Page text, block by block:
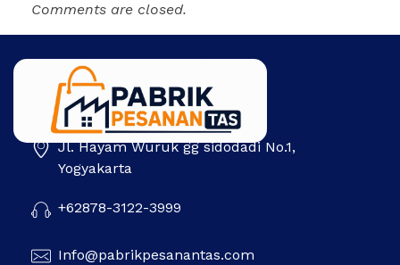
Comments are closed.
Pabrik Pesanan Tas Jl. Hayam Wuruk gg sidodadi No.1,
Yogyakarta
+62878-3122-3999
Info@pabrikpesanantas.com